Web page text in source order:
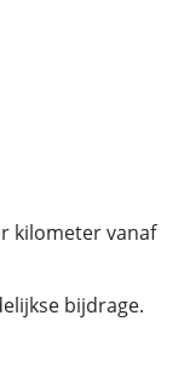
kilometer vanaf
bijdrage.